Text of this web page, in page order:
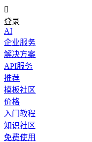

登录
AI
企业服务
解决方案
API服务
推荐
模板社区
价格
入门教程
知识社区
免费使用